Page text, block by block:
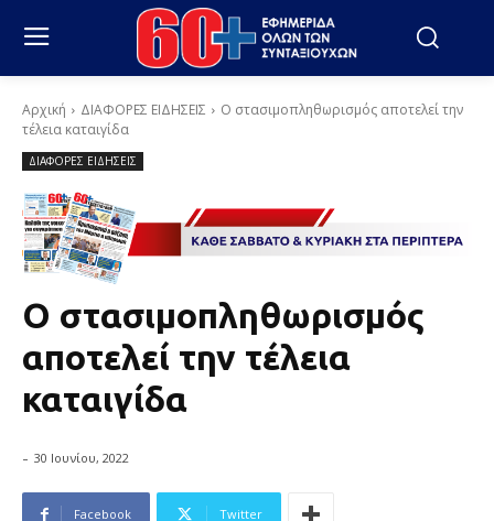
Αρχική ΔΙΑΦΟΡΕΣ ΕΙΔΗΣΕΙΣ
Ο στασιμοπληθωρισμός αποτελεί την
τέλεια καταιγίδα
ΔΙΑΦΟΡΕΣ ΕΙΔΗΣΕΙΣ
Ο στασιμοπληθωρισμός
αποτελεί την τέλεια
καταιγίδα
- 30 Ιουνίου, 2022
Facebook Twitter